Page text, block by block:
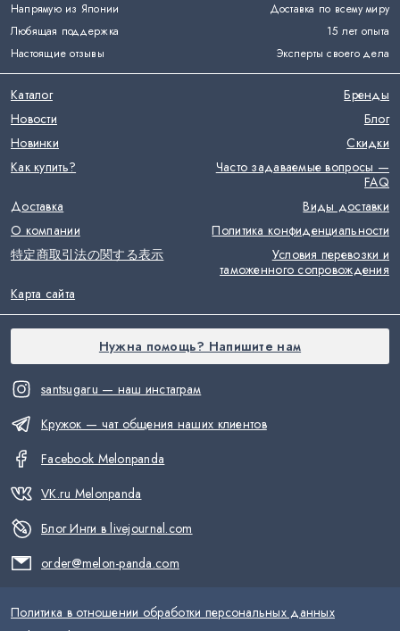
Напрямую из Японии
Доставка по всему миру
Любящая поддержка
15 лет опыта
Настоящие отзывы
Эксперты своего дела
santsugaru — наш инстаграм
Кружок — чат общения наших клиентов
Facebook Melonpanda
VK.ru Melonpanda
Блог Инги в livejournal.com
order@melon-panda.com
Каталог
Бренды
Новости
Блог
Новинки
Скидки
Как купить?
Часто задаваемые вопросы —
FAQ
Доставка
Виды доставки
О компании
Политика конфиденциальности
特定商取引法の関する表示
Условия перевозки и
таможенного сопровождения
Карта сайта
Нужна помощь? Напишите нам
Политика в отношении обработки персональных данных